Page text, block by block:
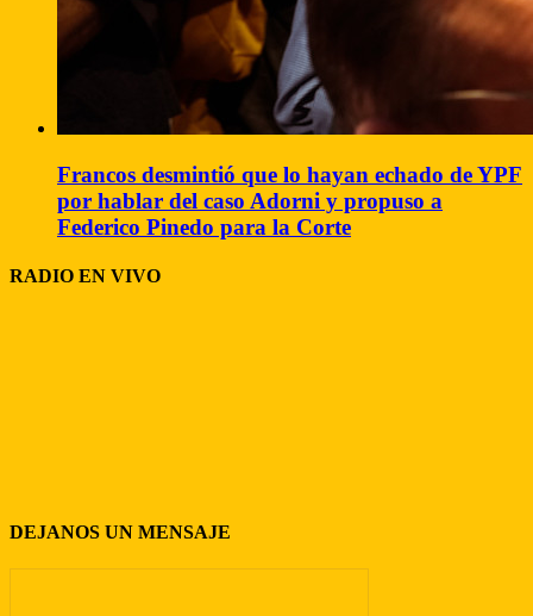
Francos desmintió que lo hayan echado de YPF
por hablar del caso Adorni y propuso a
Federico Pinedo para la Corte
RADIO EN VIVO
DEJANOS UN MENSAJE